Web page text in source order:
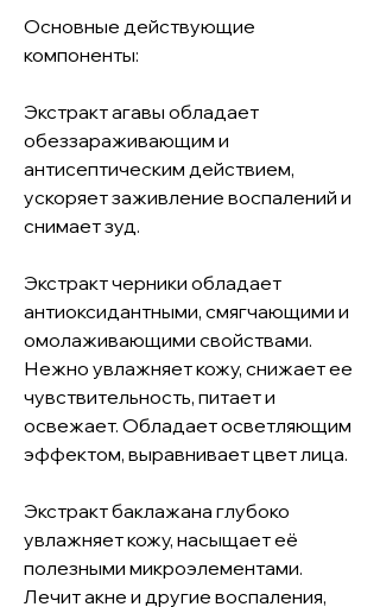
Основные действующие
компоненты:
Экстракт агавы обладает
обеззараживающим и
антисептическим действием,
ускоряет заживление воспалений и
снимает зуд.
Экстракт черники обладает
антиоксидантными, смягчающими и
омолаживающими свойствами.
Нежно увлажняет кожу, снижает ее
чувствительность, питает и
освежает. Обладает осветляющим
эффектом, выравнивает цвет лица.
Экстракт баклажана глубоко
увлажняет кожу, насыщает её
полезными микроэлементами.
Лечит акне и другие воспаления,